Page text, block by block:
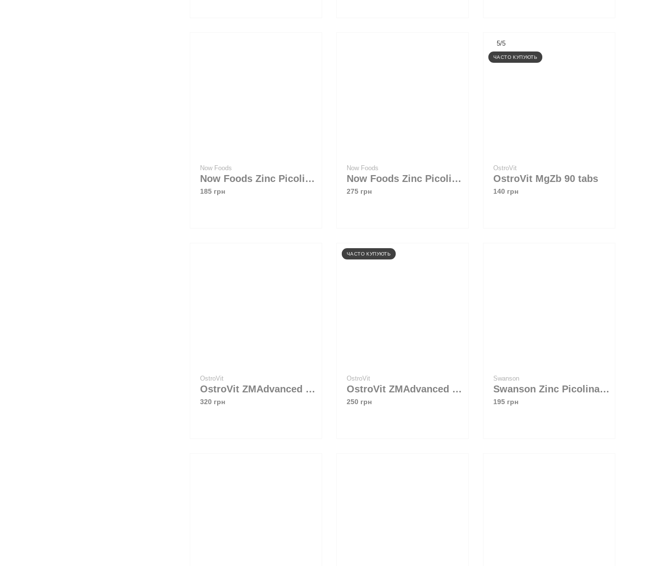
Now Foods
Now Foods Zinc Picolinate 50 mg 30 caps
185 грн
Now Foods
Now Foods Zinc Picolinate 50 mg 60 caps
275 грн
5/5
ЧАСТО КУПУЮТЬ
OstroVit
OstroVit MgZb 90 tabs
140 грн
OstroVit
OstroVit ZMAdvanced 160 g Яблуко-груша
320 грн
ЧАСТО КУПУЮТЬ
OstroVit
OstroVit ZMAdvanced 60 caps
250 грн
Swanson
Swanson Zinc Picolinate 22 mg 60 caps
195 грн